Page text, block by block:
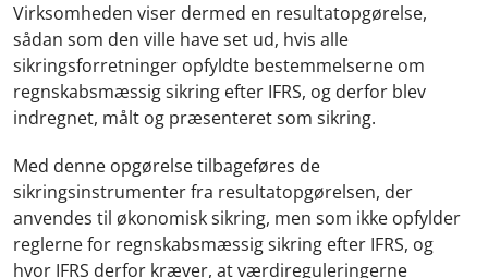
Virksomheden viser dermed en resultatopgørelse,
sådan som den ville have set ud, hvis alle
sikringsforretninger opfyldte bestemmelserne om
regnskabsmæssig sikring efter IFRS, og derfor blev
indregnet, målt og præsenteret som sikring.
Med denne opgørelse tilbageføres de
sikringsinstrumenter fra resultatopgørelsen, der
anvendes til økonomisk sikring, men som ikke opfylder
reglerne for regnskabsmæssig sikring efter IFRS, og
hvor IFRS derfor kræver, at værdireguleringerne